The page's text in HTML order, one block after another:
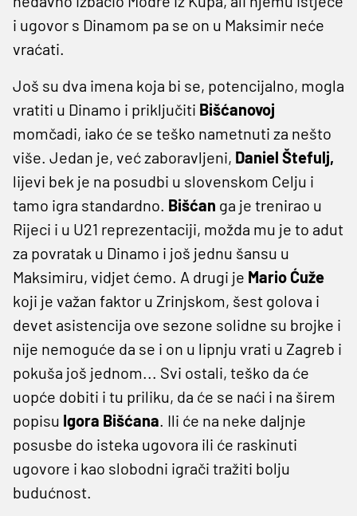
i ugovor s Dinamom pa se on u Maksimir neće
vraćati.
Još su dva imena koja bi se, potencijalno, mogla
vratiti u Dinamo i priključiti Bišćanovoj
momčadi, iako će se teško nametnuti za nešto
više. Jedan je, već zaboravljeni, Daniel Štefulj,
lijevi bek je na posudbi u slovenskom Celju i
tamo igra standardno. Bišćan ga je trenirao u
Rijeci i u U21 reprezentaciji, možda mu je to adut
za povratak u Dinamo i još jednu šansu u
Maksimiru, vidjet ćemo. A drugi je Mario Ćuže
koji je važan faktor u Zrinjskom, šest golova i
devet asistencija ove sezone solidne su brojke i
nije nemoguće da se i on u lipnju vrati u Zagreb i
pokuša još jednom... Svi ostali, teško da će
uopće dobiti i tu priliku, da će se naći i na širem
popisu Igora Bišćana . Ili će na neke daljnje
posusbe do isteka ugovora ili će raskinuti
ugovore i kao slobodni igrači tražiti bolju
budućnost.